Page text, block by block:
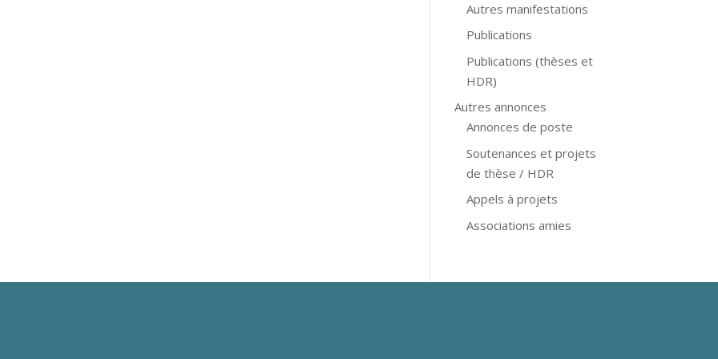
Autres manifestations
Publications
Publications (thèses et
HDR)
Autres annonces
Annonces de poste
Soutenances et projets
de thèse / HDR
Appels à projets
Associations amies